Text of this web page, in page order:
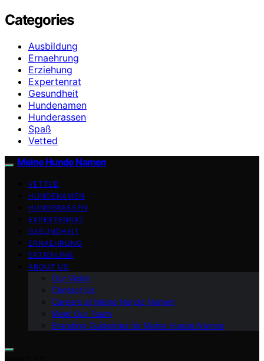
Categories
Ausbildung
Ernaehrung
Erziehung
Expertenrat
Gesundheit
Hundenamen
Hunderassen
Spaß
Vetted
Meine Hunde Namen
VETTED
HUNDENAMEN
HUNDERASSEN
EXPERTENRAT
GESUNDHEIT
ERNAEHRUNG
ERZIEHUNG
ABOUT US
Our Vision
Contact Us
Careers at Meine Hunde Namen
Meet Our Team
Branding Guidelines for Meine Hunde Namen